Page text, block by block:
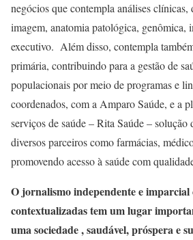
negócios que contempla análises clínicas,
imagem, anatomia patológica, genômica,
executivo. Além disso, contempla
primária, contribuindo para a gestão de
populacionais por meio de programas e
coordenados, com a Amparo Saúde, e a
serviços de saúde – Rita Saúde –
diversos parceiros como farmácias,
promovendo acesso à saúde com
O jornalismo independente e imparcial
contextualizadas tem um lugar
uma sociedade , saudável, próspera e